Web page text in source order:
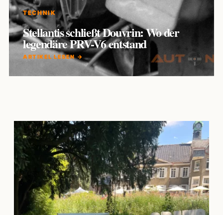
TECHNIK
Stellantis schließt Douvrin: Wo der
legendäre PRV-V6 entstand
ARTIKEL LESEN →